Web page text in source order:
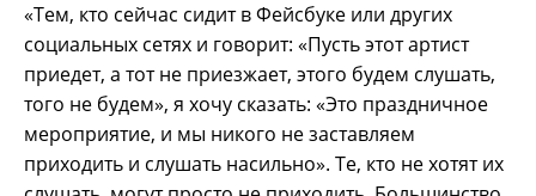
«Тем, кто сейчас сидит в Фейсбуке или других
социальных сетях и говорит: «Пусть этот артист
приедет, а тот не приезжает, этого будем слушать,
того не будем», я хочу сказать: «Это праздничное
мероприятие, и мы никого не заставляем
приходить и слушать насильно». Те, кто не хотят их